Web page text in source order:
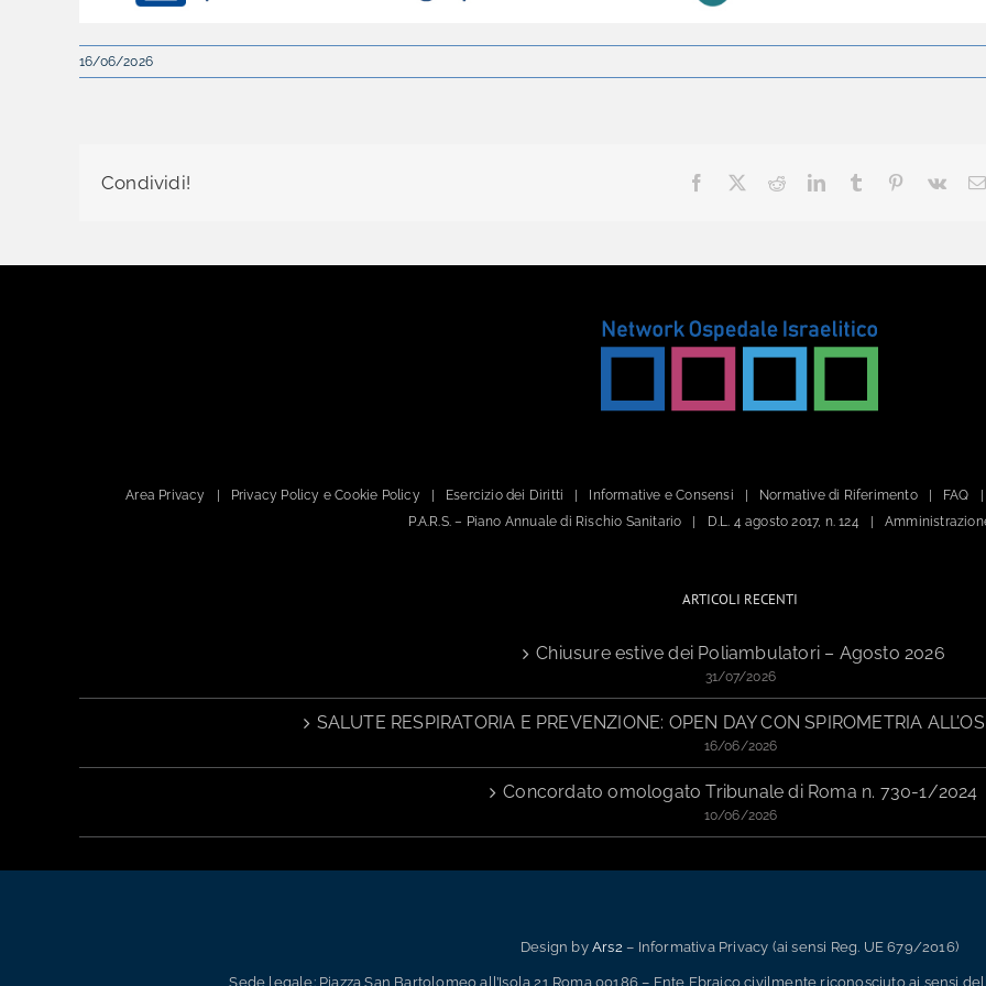
16/06/2026
Condividi! Facebook RedditLinkedInTumblr Pinterest
Vk
Area Privacy Privacy Policy e Cookie Policy Esercizio dei Diritti Informative e Consensi Normative di Riferimento FAQ
P.A.R.S. – Piano Annuale di Rischio Sanitario
D.L. 4 agosto 2017, n. 124
ARTICOLI RECENTI
Chiusure estive dei Poliambulatori – Agosto 2026
31/07/2026
SALUTE RESPIRATORIA E PREVENZIONE: OPEN DAY CON SPIROMETRIA
16/06/2026
Concordato omologato Tribunale di Roma n. 730-1/2024
10/06/2026
Design byArs2– Informativa Privacy (ai sensi Reg. UE 679/2016)
Sede legale: Piazza San Bartolomeo all’Isola 21 Roma 00186 – Ente Ebraico civilmente riconosciuto ai sensi